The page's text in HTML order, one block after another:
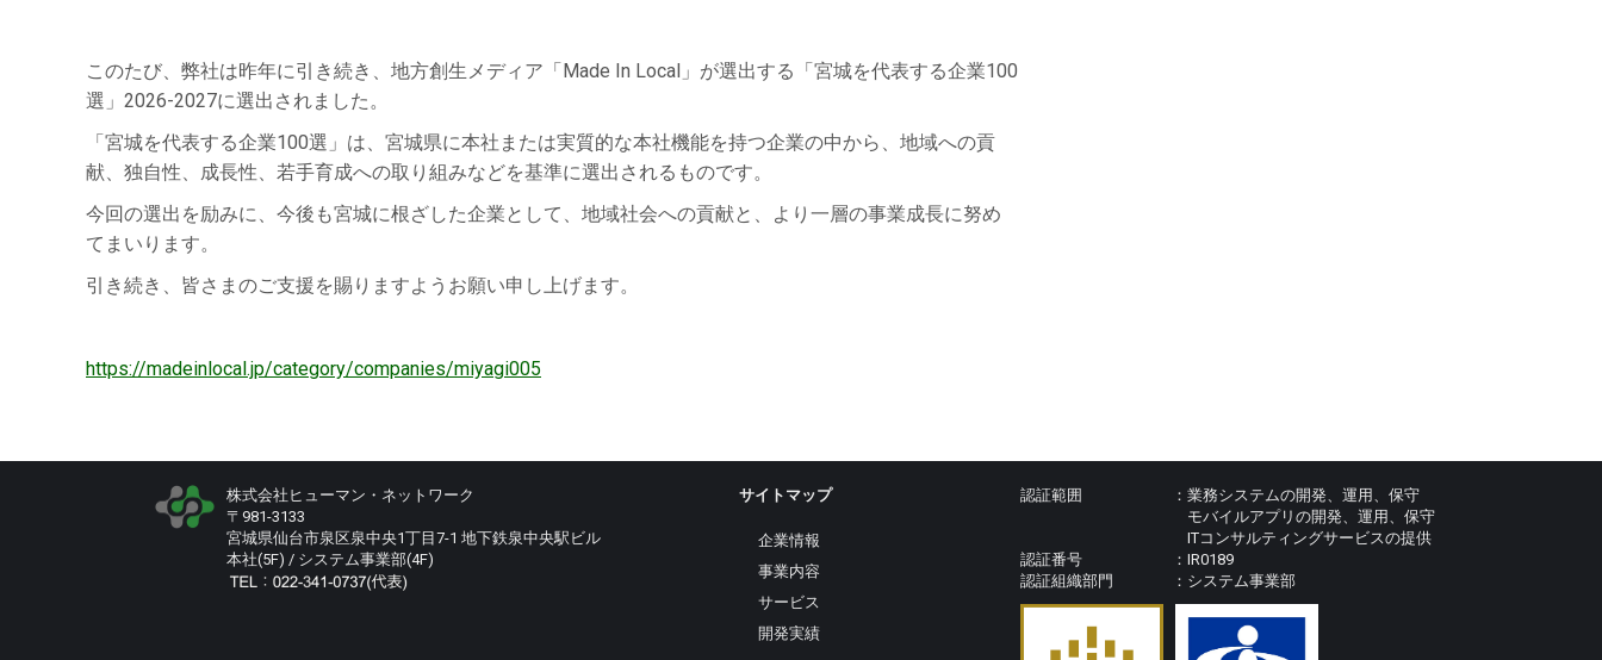
このたび、弊社は昨年に引き続き、地方創生メディア「Made In Local」が選出する「宮城を代表する企業100
選」2026-2027に選出されました。
「宮城を代表する企業100選」は、宮城県に本社または実質的な本社機能を持つ企業の中から、地域への貢
献、独自性、成長性、若手育成への取り組みなどを基準に選出されるものです。
今回の選出を励みに、今後も宮城に根ざした企業として、地域社会への貢献と、より一層の事業成長に努め
てまいります。
引き続き、皆さまのご支援を賜りますようお願い申し上げます。
https://madeinlocal.jp/category/companies/miyagi005
株式会社ヒューマン・ネットワーク
〒981-3133
宮城県仙台市泉区泉中央1丁目7-1 地下鉄泉中央駅ビル
本社(5F) / システム事業部(4F)
サイトマップ
企業情報
事業内容
サービス
開発実績
認証範囲
業務システムの開発、運用、保守
モバイルアプリの開発、運用、保守
ITコンサルティングサービスの提供
認証番号
IR0189
認証組織部門
システム事業部